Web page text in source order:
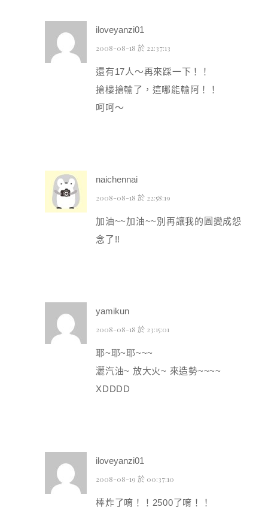
iloveyanzi01
2008-08-18 於 22:37:13
還有17人～再來踩一下！！
搶樓搶輸了，這哪能輸阿！！
呵呵～
naichennai
2008-08-18 於 22:58:19
加油~~加油~~別再讓我的圖變成怨
念了!!
yamikun
2008-08-18 於 23:15:01
耶~耶~耶~~~
灑汽油~ 放大火~ 來造勢~~~~
XDDDD
iloveyanzi01
2008-08-19 於 00:37:10
棒炸了唷！！2500了唷！！